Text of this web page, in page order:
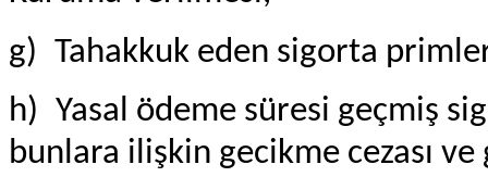
g) Tahakkuk eden sigorta
h) Yasal ödeme süresi geçmiş
bunlara ilişkin gecikme cezası ve